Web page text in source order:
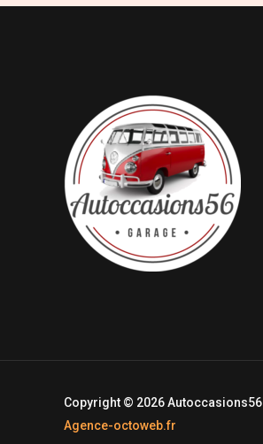
Copyright © 2026 Autoccasions56
Agence-octoweb.fr